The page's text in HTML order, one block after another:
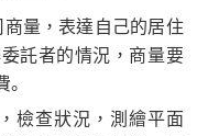
商量，表達自己的居住
託者的情況，商量要
檢查狀況，測繪平面